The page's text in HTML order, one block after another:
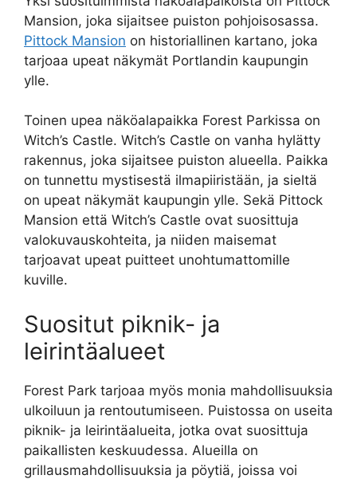
Mansion, joka sijaitsee puiston pohjoisosassa.
Pittock Mansion on historiallinen kartano, joka
tarjoaa upeat näkymät Portlandin kaupungin
ylle.
Toinen upea näköalapaikka Forest Parkissa on
Witch’s Castle. Witch’s Castle on vanha hylätty
rakennus, joka sijaitsee puiston alueella. Paikka
on tunnettu mystisestä ilmapiiristään, ja sieltä
on upeat näkymät kaupungin ylle. Sekä Pittock
Mansion että Witch’s Castle ovat suosittuja
valokuvauskohteita, ja niiden maisemat
tarjoavat upeat puitteet unohtumattomille
kuville.
Suositut piknik- ja
leirintäalueet
Forest Park tarjoaa myös monia mahdollisuuksia
ulkoiluun ja rentoutumiseen. Puistossa on useita
piknik- ja leirintäalueita, jotka ovat suosittuja
paikallisten keskuudessa. Alueilla on
grillausmahdollisuuksia ja pöytiä, joissa voi